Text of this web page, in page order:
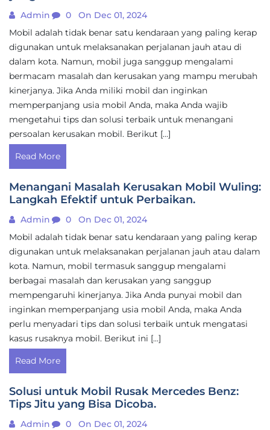
Admin 0
On Dec 01, 2024
Mobil adalah tidak benar satu kendaraan yang paling kerap
digunakan untuk melaksanakan perjalanan jauh atau di
dalam kota. Namun, mobil juga sanggup mengalami
bermacam masalah dan kerusakan yang mampu merubah
kinerjanya. Jika Anda miliki mobil dan inginkan
memperpanjang usia mobil Anda, maka Anda wajib
mengetahui tips dan solusi terbaik untuk menangani
persoalan kerusakan mobil. Berikut […]
Read More
Menangani Masalah Kerusakan Mobil Wuling:
Langkah Efektif untuk Perbaikan.
Admin 0
On Dec 01, 2024
Mobil adalah tidak benar satu kendaraan yang paling kerap
digunakan untuk melaksanakan perjalanan jauh atau dalam
kota. Namun, mobil termasuk sanggup mengalami
berbagai masalah dan kerusakan yang sanggup
mempengaruhi kinerjanya. Jika Anda punyai mobil dan
inginkan memperpanjang usia mobil Anda, maka Anda
perlu menyadari tips dan solusi terbaik untuk mengatasi
kasus rusaknya mobil. Berikut ini […]
Read More
Solusi untuk Mobil Rusak Mercedes Benz:
Tips Jitu yang Bisa Dicoba.
Admin 0
On Dec 01, 2024